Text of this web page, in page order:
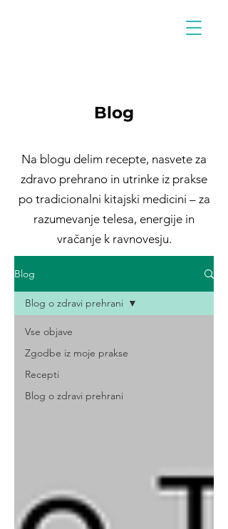
Blog
Na blogu delim recepte, nasvete za
zdravo prehrano in utrinke iz prakse
po tradicionalni kitajski medicini – za
razumevanje telesa, energije in
vračanje k ravnovesju.
Blog
Vse objave
Zgodbe iz moje prakse
Recepti
Blog o zdravi prehrani
Blog o zdravi prehrani